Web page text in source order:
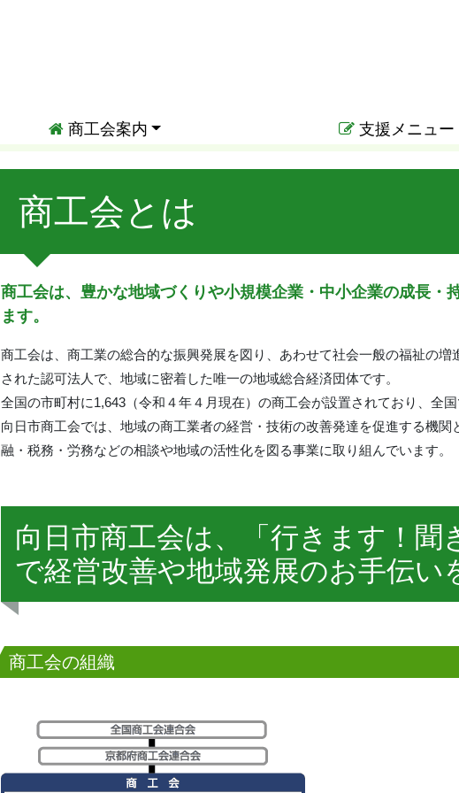
商工会案内 支援メニュー
商工会とは
商工会は、豊かな地域づくりや小規模企業・中小企業の成長・
ます。
商工会は、商工業の総合的な振興発展を図り、あわせて社会一般の福祉の
された認可法人で、地域に密着した唯一の地域総合経済団体です。
全国の市町村に1,643（令和４年４月現在）の商工会が設置されており、全
向日市商工会では、地域の商工業者の経営・技術の改善発達を促進する機
融・税務・労務などの相談や地域の活性化を図る事業に取り組んでいます。
向日市商工会は、「行きます！聞
で経営改善や地域発展のお手伝い
商工会の組織